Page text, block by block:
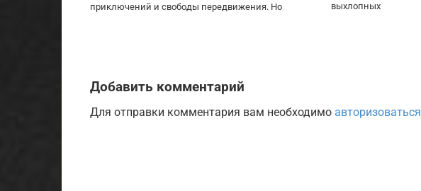
приключений и свободы передвижения. Но
выхлопных
Добавить комментарий
Для отправки комментария вам необходимо авторизоваться